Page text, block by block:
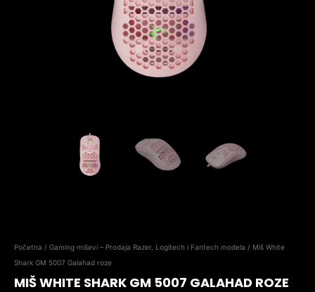
Početna / Gaming miševi – Prodaja Razer, Logitech i Fantech modela / Miš White
Shark GM 5007 Galahad roze
MIŠ WHITE SHARK GM 5007 GALAHAD ROZE